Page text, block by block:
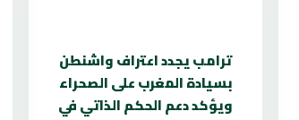
ترامب يجدد اعتراف واشنطن
بسيادة المغرب على الصحراء
ويؤكد دعم الحكم الذاتي في